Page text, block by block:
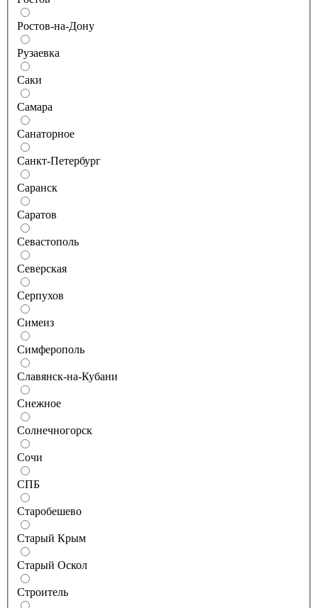
Ростов-на-Дону
Рузаевка
Саки
Самара
Санаторное
Санкт-Петербург
Саранск
Саратов
Севастополь
Северская
Серпухов
Симеиз
Симферополь
Славянск-на-Кубани
Снежное
Солнечногорск
Сочи
СПБ
Старобешево
Старый Крым
Старый Оскол
Строитель